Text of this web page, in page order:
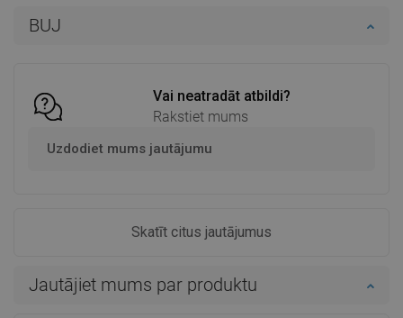
BUJ
Vai neatradāt atbildi?
Rakstiet mums
Uzdodiet mums jautājumu
Skatīt citus jautājumus
Jautājiet mums par produktu